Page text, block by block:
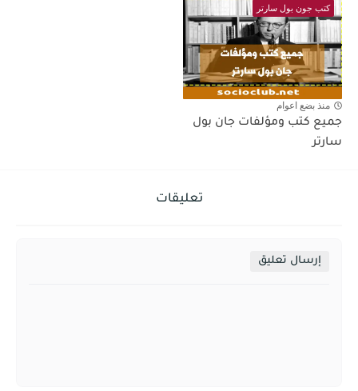
كتب جون بول سارتر
منذ بضع اعوام
جميع كتب ومؤلفات جان بول
سارتر
تعليقات
إرسال تعليق